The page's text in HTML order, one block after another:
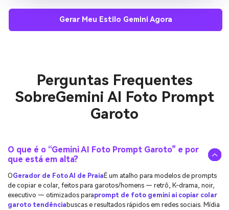
Gerar Meu Estilo Gemini Agora
Perguntas Frequentes
SobreGemini AI Foto Prompt
Garoto
O que é o “Gemini AI Foto Prompt Garoto” e por
que está em alta?
OGerador de Foto AI de Praia É um atalho para modelos de prompts
de copiar e colar, feitos para garotos/homens — retrô, K-drama, noir,
executivo — otimizados paraprompt de foto gemini ai copiar colar
garoto tendênciabuscas e resultados rápidos em redes sociais. Mídia